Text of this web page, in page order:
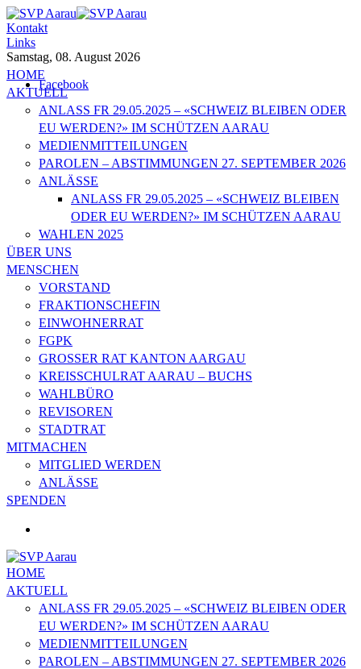
Kontakt
Links
Samstag, 08. August 2026
Facebook
HOME
AKTUELL
ANLASS FR 29.05.2025 – «SCHWEIZ BLEIBEN ODER
EU WERDEN?» IM SCHÜTZEN AARAU
MEDIENMITTEILUNGEN
PAROLEN – ABSTIMMUNGEN 27. SEPTEMBER 2026
ANLÄSSE
ANLASS FR 29.05.2025 – «SCHWEIZ BLEIBEN
ODER EU WERDEN?» IM SCHÜTZEN AARAU
WAHLEN 2025
ÜBER UNS
MENSCHEN
VORSTAND
FRAKTIONSCHEFIN
EINWOHNERRAT
FGPK
GROSSER RAT KANTON AARGAU
KREISSCHULRAT AARAU – BUCHS
WAHLBÜRO
REVISOREN
STADTRAT
MITMACHEN
MITGLIED WERDEN
ANLÄSSE
SPENDEN
HOME
AKTUELL
ANLASS FR 29.05.2025 – «SCHWEIZ BLEIBEN ODER
EU WERDEN?» IM SCHÜTZEN AARAU
MEDIENMITTEILUNGEN
PAROLEN – ABSTIMMUNGEN 27. SEPTEMBER 2026